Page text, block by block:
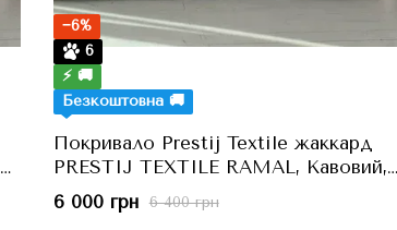
−6%
6
⚡ 🚚
Безкоштовна 🚚
Покривало Prestij Textile жаккард
PRESTIJ TEXTILE RAMAL, Кавовий,
260x280 см, Євро Максі
6 400 грн
6 000 грн